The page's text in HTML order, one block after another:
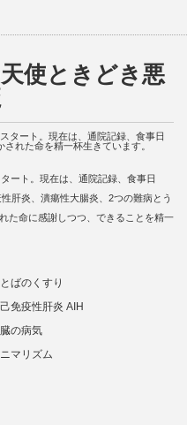
使ときどき悪
タート。現在は、通院記録、食事日
れた命を精一杯生きています。
ート。現在は、通院記録、食事日
肝炎、潰瘍性大腸炎、2つの難病とう
た命に感謝しつつ、できることを精一
ばのくすり
免疫性肝炎 AIH
の病気
ニマリズム